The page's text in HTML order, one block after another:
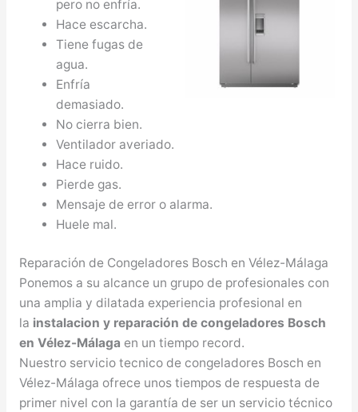
pero no enfría.
Hace escarcha.
Tiene fugas de
agua.
Enfría
demasiado.
No cierra bien.
Ventilador averiado.
Hace ruido.
Pierde gas.
Mensaje de error o alarma.
Huele mal.
Reparación de Congeladores Bosch en Vélez-Málaga
Ponemos a su alcance un grupo de profesionales con
una amplia y dilatada experiencia profesional en
la instalacion y reparación de congeladores Bosch
en Vélez-Málaga en un tiempo record.
Nuestro servicio tecnico de congeladores Bosch en
Vélez-Málaga ofrece unos tiempos de respuesta de
primer nivel con la garantía de ser un servicio técnico